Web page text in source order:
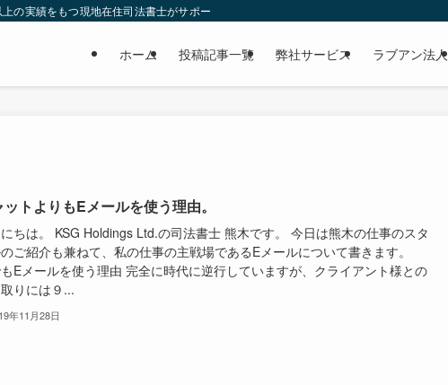
の実績をもつ現地在住司法書士がサポートします。
ホーム 投稿記事一覧 弊社サービス ラブアン法人
トよりもEメールを使う理由。
ちは。 KSG Holdings Ltd.の司法書士 熊木です。 今日は熊木の仕事のスタ
ご紹介も兼ねて、私の仕事の主戦場であるEメールについて書きます。
Eメールを使う理由 完全に時代に逆行していますが、クライアント様との
りには９...
年11月28日